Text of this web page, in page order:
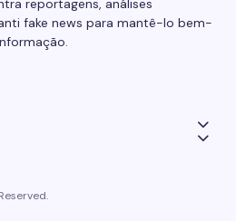
reportagens, análises
fake news para mantê-lo bem-